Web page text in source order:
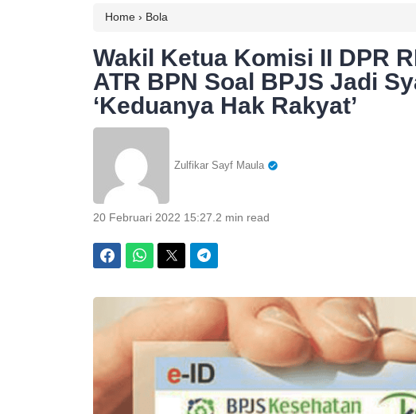
Home › Bola
Wakil Ketua Komisi II DPR
ATR BPN Soal BPJS Jadi
‘Keduanya Hak Rakyat’
Zulfikar Sayf Maula
20 Februari 2022 15:27 2 min read